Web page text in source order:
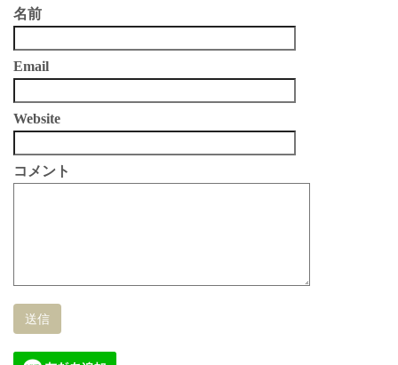
名前
Email
Website
コメント